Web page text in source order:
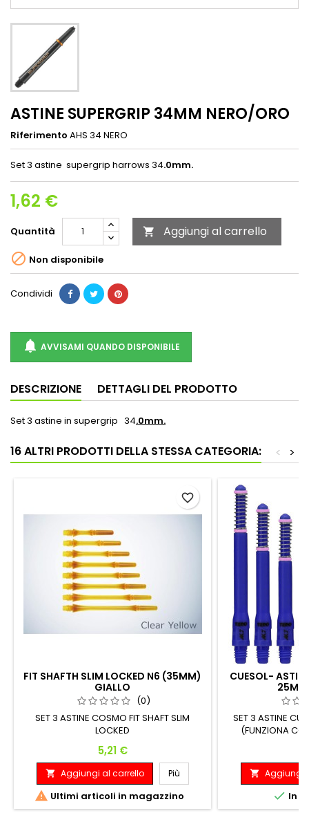
ASTINE SUPERGRIP 34MM NERO/ORO
Riferimento AHS 34 NERO
Set 3 astine supergrip harrows 34.0mm.
1,62 €
Quantità  Aggiungi al carrello
 Non disponibile
Condividi
 AVVISAMI QUANDO DISPONIBILE
DESCRIZIONE DETTAGLI DEL PRODOTTO
Set 3 astine in supergrip 34.0mm.
16 ALTRI PRODOTTI DELLA STESSA CATEGORIA: >
<
FIT SHAFTH SLIM LOCKED N6 (35MM)
GIALLO
(0)
SET 3 ASTINE COSMO FIT SHAFT SLIM
LOCKED
Prezzo
5,21 €
 Aggiungi al carrello Più
 Ultimi articoli in magazzino
favorite_border
CUESOL-
25MM
SET 3 ASTINE
(FUNZIONA
 Aggiungi
 In